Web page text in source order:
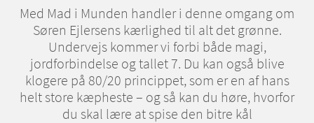
Med Mad i Munden handler i denne omgang om
Søren Ejlersens kærlighed til alt det grønne.
Undervejs kommer vi forbi både magi,
jordforbindelse og tallet 7. Du kan også blive
klogere på 80/20 princippet, som er en af hans
helt store kæpheste – og så kan du høre, hvorfor
du skal lære at spise den bitre kål